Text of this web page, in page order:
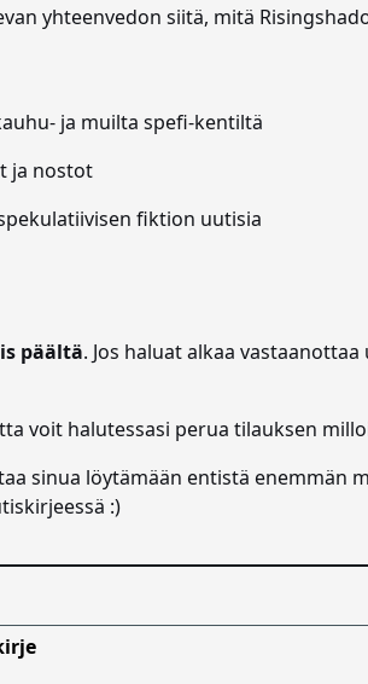
yhteenvedon siitä, mitä
ja muilta spefi-kentiltä
ja nostot
fiktion uutisia
päältä. Jos haluat alkaa
voit halutessasi perua tilauksen
sinua löytämään entistä enemmän
:)